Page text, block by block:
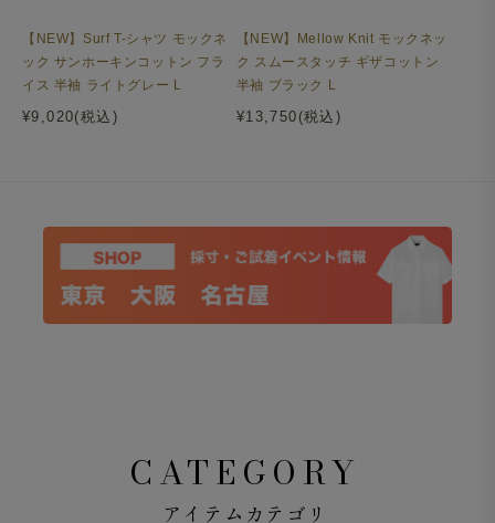
【NEW】Surf T-シャツ モックネ
ック サンホーキンコットン フラ
イス 半袖 ライトグレー L
¥9,020(税込)
【NEW】Mellow Knit モックネッ
ク スムースタッチ ギザコットン
半袖 ブラック L
¥13,750(税込)
CATEGORY
アイテムカテゴリ